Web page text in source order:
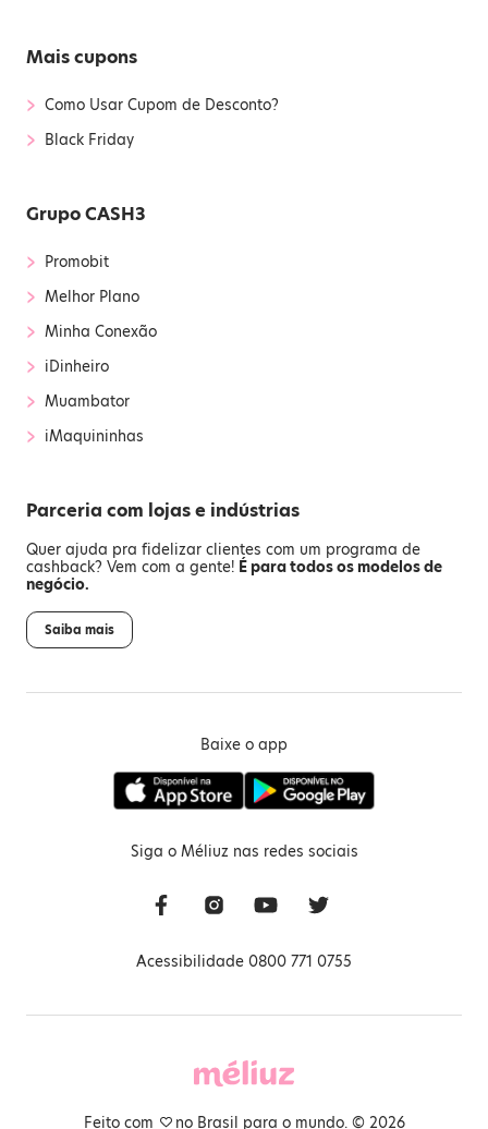
Mais cupons
› Como Usar Cupom de Desconto?
› Black Friday
Grupo CASH3
› Promobit
› Melhor Plano
› Minha Conexão
› iDinheiro
› Muambator
› iMaquininhas
Parceria com lojas e indústrias
Quer ajuda pra fidelizar clientes com um programa de
cashback? Vem com a gente! É para todos os modelos de
negócio.
Saiba mais
Baixe o app
Siga o Méliuz nas redes sociais
Acessibilidade 0800 771 0755
Feito com no Brasil para o mundo. © 2026